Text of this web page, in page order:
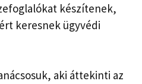
készítenek,
keresnek ügyvédi
aki áttekinti az